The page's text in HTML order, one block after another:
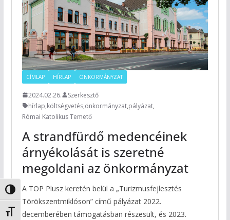
Nagy kontraszt váltása
Betűméret váltása
CÍMLAP HÍRLAP ÖNKORMÁNYZAT
2024.02.26.
Szerkesztő
hírlap,költségvetés,önkormányzat,pályázat,
Római Katolikus Temető
A strandfürdő medencéinek
árnyékolását is szeretné
megoldani az önkormányzat
A TOP Plusz keretén belül a „Turizmusfejlesztés
Törökszentmiklóson” című pályázat 2022.
decemberében támogatásban részesült, és 2023.